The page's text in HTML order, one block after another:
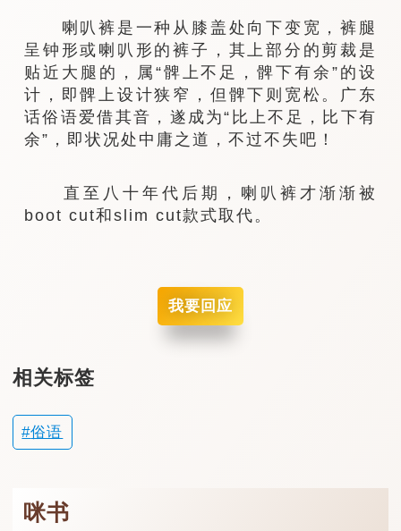
喇叭裤是一种从膝盖处向下变宽，裤腿
呈钟形或喇叭形的裤子，其上部分的剪裁是
贴近大腿的，属“髀上不足，髀下有余”的设
计，即髀上设计狭窄，但髀下则宽松。广东
话俗语爱借其音，遂成为“比上不足，比下有
余”，即状况处中庸之道，不过不失吧！
直至八十年代后期，喇叭裤才渐渐被
boot cut和slim cut款式取代。
我要回应
相关标签
俗语
咪书